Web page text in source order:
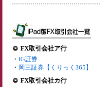
FX取引会社ア行
・ IG証券
・ 岡三証券【くりっく365】
FX取引会社カ行